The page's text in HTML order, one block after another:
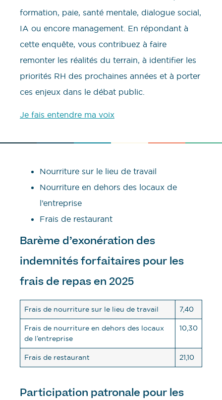
formation, paie, santé mentale, dialogue social,
IA ou encore management. En répondant à
cette enquête, vous contribuez à faire
remonter les réalités du terrain, à identifier les
priorités RH des prochaines années et à porter
ces enjeux dans le débat public.
Je fais entendre ma voix
Nourriture sur le lieu de travail
Nourriture en dehors des locaux de
l’entreprise
Frais de restaurant
Barème d’exonération des
indemnités forfaitaires pour les
frais de repas en 2025
Frais de nourriture sur le lieu de travail 7,40
Frais de nourriture en dehors des locaux
de l’entreprise
10,30
Frais de restaurant 21,10
Participation patronale pour les